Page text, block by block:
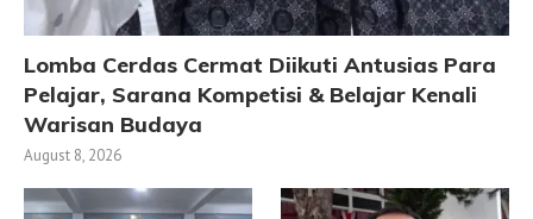
Lomba Cerdas Cermat Diikuti Antusias Para
Pelajar, Sarana Kompetisi & Belajar Kenali
Warisan Budaya
August 8, 2026